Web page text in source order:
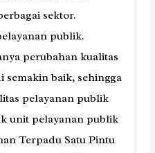
sektor.
publik.
perubahan kualitas
baik, sehingga
pelayanan publik
unit pelayanan publik
Terpadu Satu Pintu